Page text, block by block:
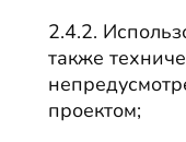
2.4.2.
также
проектом;